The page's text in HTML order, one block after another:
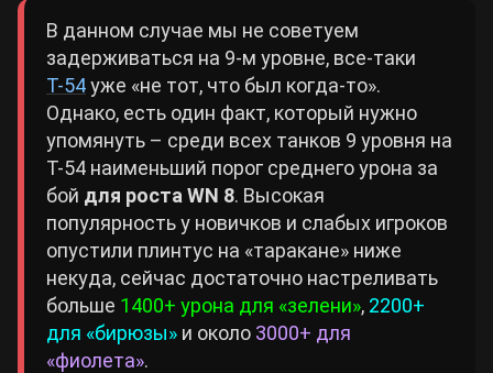
В данном случае мы не советуем
задерживаться на 9-м уровне, все-таки
Т-54уже «не тот, что был когда-то».
Однако, есть один факт, который нужно
упомянуть – среди всех танков 9 уровня на
Т-54 наименьший порог среднего урона за
бой для роста WN 8. Высокая
популярность у новичков и слабых игроков
опустили плинтус на «таракане» ниже
некуда, сейчас достаточно настреливать
больше 1400+ урона для «зелени», 2200+
для «бирюзы» и около 3000+ для
«фиолета».